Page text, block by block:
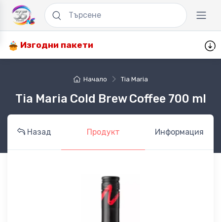
Изгодни пакети
Начало Tia Maria
Tia Maria Cold Brew Coffee 700 ml
Назад Продукт Информация